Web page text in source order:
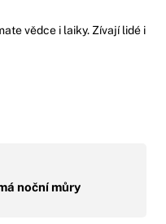
vědce i laiky. Zívají lidé i
noční můry